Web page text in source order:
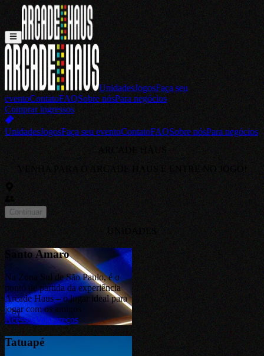
UnidadesJogosFaça seu
eventoContatoFAQSobre nósPara negócios
Comprar ingressos
UnidadesJogosFaça seu eventoContatoFAQSobre nósPara negócios
ARCADE HAUS
VENHA PARA O ARCADE HAUS E ENTRE NO JOGO!
Continuar
UNIDADES
Santo Amaro
Na Zona Sul de São Paulo, é o
ponto de partida da experiência
Arcade Haus – o lugar ideal para
jogar com os amigos
AcessosVeja preços
Tatuapé